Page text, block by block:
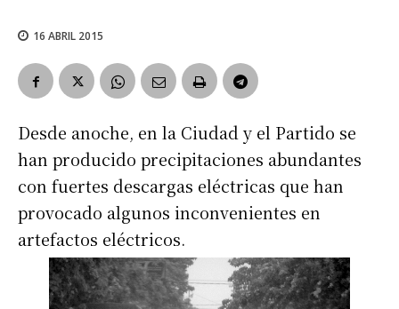
16 ABRIL 2015
Desde anoche, en la Ciudad y el Partido se
han producido precipitaciones abundantes
con fuertes descargas eléctricas que han
provocado algunos inconvenientes en
artefactos eléctricos.